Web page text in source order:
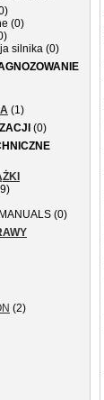
(0)
silnika (0)
(1)
(0)
(0)
(2)